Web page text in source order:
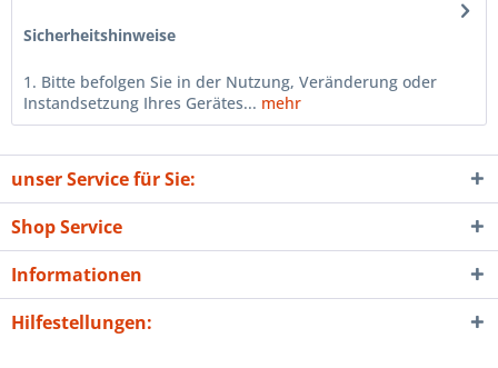
Sicherheitshinweise
1. Bitte befolgen Sie in der Nutzung, Veränderung oder
Instandsetzung Ihres Gerätes... mehr
unser Service für Sie:
Shop Service
Informationen
Hilfestellungen: